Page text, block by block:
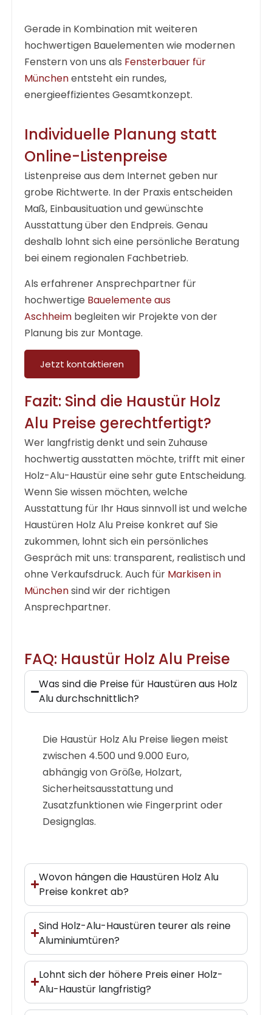
Gerade in Kombination mit weiteren
hochwertigen Bauelementen wie modernen
Fenstern von uns als Fensterbauer für
Münchenentsteht ein rundes,
energieeffizientes Gesamtkonzept.
Individuelle Planung statt
Online-Listenpreise
Listenpreise aus dem Internet geben nur
grobe Richtwerte. In der Praxis entscheiden
Maß, Einbausituation und gewünschte
Ausstattung über den Endpreis. Genau
deshalb lohnt sich eine persönliche Beratung
bei einem regionalen Fachbetrieb.
Als erfahrener Ansprechpartner für
hochwertige Bauelemente aus
Aschheim begleiten wir Projekte von der
Planung bis zur Montage.
Jetzt kontaktieren
Fazit: Sind die Haustür Holz
Alu Preise gerechtfertigt?
Wer langfristig denkt und sein Zuhause
hochwertig ausstatten möchte, trifft mit einer
Holz-Alu-Haustür eine sehr gute Entscheidung.
Wenn Sie wissen möchten, welche
Ausstattung für Ihr Haus sinnvoll ist und welche
Haustüren Holz Alu Preise konkret auf Sie
zukommen, lohnt sich ein persönliches
Gespräch mit uns: transparent, realistisch und
ohne Verkaufsdruck. Auch für Markisen in
Münchensind wir der richtigen
Ansprechpartner.
FAQ: Haustür Holz Alu Preise
Was sind die Preise für Haustüren aus Holz
Alu durchschnittlich?
Die Haustür Holz Alu Preise liegen meist
zwischen 4.500 und 9.000 Euro,
abhängig von Größe, Holzart,
Sicherheitsausstattung und
Zusatzfunktionen wie Fingerprint oder
Designglas.
Wovon hängen die Haustüren Holz Alu
Preise konkret ab?
Sind Holz-Alu-Haustüren teurer als reine
Aluminiumtüren?
Lohnt sich der höhere Preis einer Holz-
Alu-Haustür langfristig?